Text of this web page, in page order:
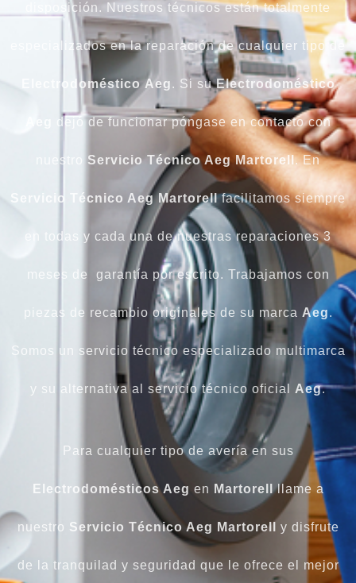
disposición. Nuestros técnicos están totalmente
especializados en la reparación de cualquier tipo de
Electrodoméstico Aeg. Si suElectrodoméstico
dejó de funcionar póngase en contacto con
nuestro Servicio Técnico Aeg Martorell. En
Servicio Técnico Aeg Martorellfacilitamos siempre
en todas y cada una de nuestras reparaciones 3
meses de garantía por escrito. Trabajamos con
piezas de recambio originales de su marca Aeg.
Somos un servicio técnico especializado multimarca
y su alternativa al servicio técnico oficial Aeg.
Para cualquier tipo de avería en sus
Electrodomésticos Aeg en Martorell llame a
nuestro Servicio Técnico Aeg Martorell y disfrute
de la tranquilad y seguridad que le ofrece el mejor